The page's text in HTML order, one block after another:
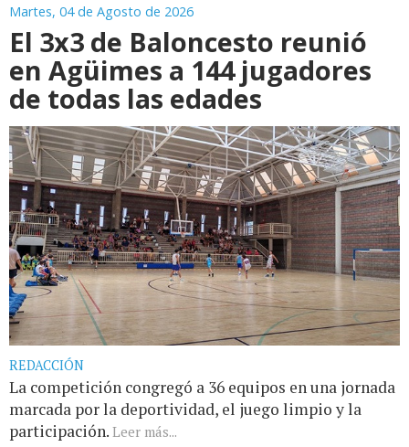
Martes, 04 de Agosto de 2026
El 3x3 de Baloncesto reunió
en Agüimes a 144 jugadores
de todas las edades
REDACCIÓN
La competición congregó a 36 equipos en una jornada
marcada por la deportividad, el juego limpio y la
participación. Leer más...